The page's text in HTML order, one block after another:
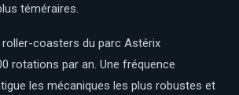
téméraires.
coasters du parc Astérix
rotations par an. Une fréquence
les mécaniques les plus robustes et